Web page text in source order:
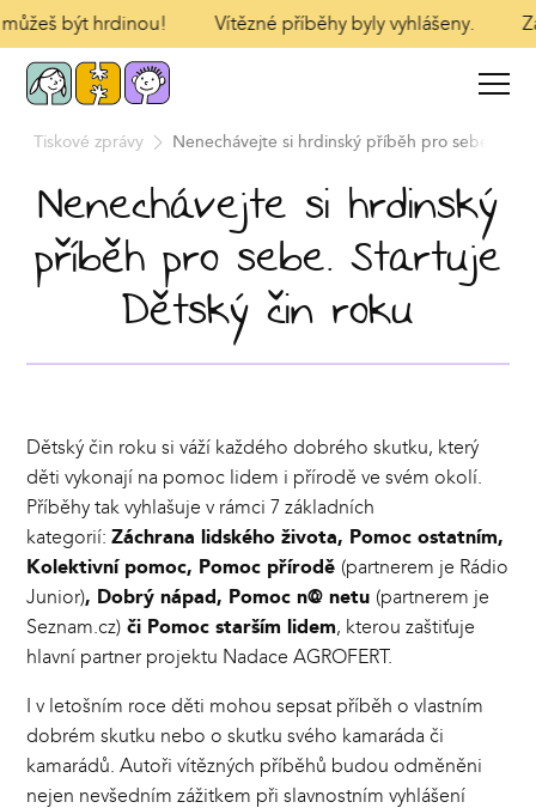
být hrdinou! Vítězné příběhy byly vyhlášeny.
Tiskové zprávy Nenechávejte si hrdinský příběh pro sebe.
Nenechávejte si hrdinský
příběh pro sebe. Startuje
Dětský čin roku
Dětský čin roku si váží každého dobrého skutku, který
děti vykonají na pomoc lidem i přírodě ve svém okolí.
Příběhy tak vyhlašuje v rámci 7 základních
kategorií:Záchrana lidského života, Pomoc ostatním,
Kolektivní pomoc, Pomoc přírodě (partnerem je Rádio
Junior), Dobrý nápad, Pomoc n@ netu (partnerem je
Seznam.cz) či Pomoc starším lidem, kterou zaštiťuje
hlavní partner projektu Nadace AGROFERT.
I v letošním roce děti mohou sepsat příběh o vlastním
dobrém skutku nebo o skutku svého kamaráda či
kamarádů. Autoři vítězných příběhů budou odměněni
nejen nevšedním zážitkem při slavnostním vyhlášení